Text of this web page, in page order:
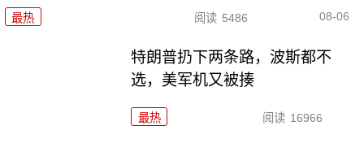
最热 阅读 5486 08-06
特朗普扔下两条路，波斯都不
选，美军机又被揍
最热 阅读 16966